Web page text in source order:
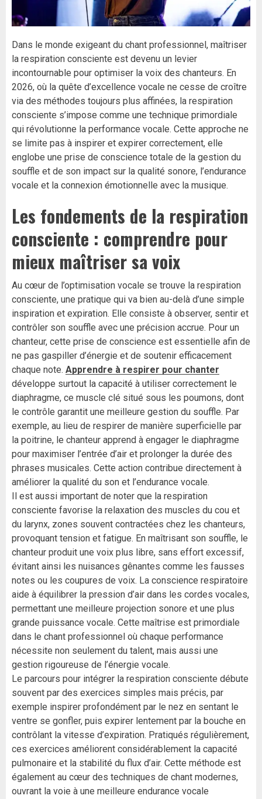
Dans le monde exigeant du chant professionnel, maîtriser
la respiration consciente est devenu un levier
incontournable pour optimiser la voix des chanteurs. En
2026, où la quête d’excellence vocale ne cesse de croître
via des méthodes toujours plus affinées, la respiration
consciente s’impose comme une technique primordiale
qui révolutionne la performance vocale. Cette approche ne
se limite pas à inspirer et expirer correctement, elle
englobe une prise de conscience totale de la gestion du
souffle et de son impact sur la qualité sonore, l’endurance
vocale et la connexion émotionnelle avec la musique.
Les fondements de la respiration
consciente : comprendre pour
mieux maîtriser sa voix
Au cœur de l’optimisation vocale se trouve la respiration
consciente, une pratique qui va bien au-delà d’une simple
inspiration et expiration. Elle consiste à observer, sentir et
contrôler son souffle avec une précision accrue. Pour un
chanteur, cette prise de conscience est essentielle afin de
ne pas gaspiller d’énergie et de soutenir efficacement
chaque note. Apprendre à respirer pour chanter
développe surtout la capacité à utiliser correctement le
diaphragme, ce muscle clé situé sous les poumons, dont
le contrôle garantit une meilleure gestion du souffle. Par
exemple, au lieu de respirer de manière superficielle par
la poitrine, le chanteur apprend à engager le diaphragme
pour maximiser l’entrée d’air et prolonger la durée des
phrases musicales. Cette action contribue directement à
améliorer la qualité du son et l’endurance vocale.
Il est aussi important de noter que la respiration
consciente favorise la relaxation des muscles du cou et
du larynx, zones souvent contractées chez les chanteurs,
provoquant tension et fatigue. En maîtrisant son souffle, le
chanteur produit une voix plus libre, sans effort excessif,
évitant ainsi les nuisances gênantes comme les fausses
notes ou les coupures de voix. La conscience respiratoire
aide à équilibrer la pression d’air dans les cordes vocales,
permettant une meilleure projection sonore et une plus
grande puissance vocale. Cette maîtrise est primordiale
dans le chant professionnel où chaque performance
nécessite non seulement du talent, mais aussi une
gestion rigoureuse de l’énergie vocale.
Le parcours pour intégrer la respiration consciente débute
souvent par des exercices simples mais précis, par
exemple inspirer profondément par le nez en sentant le
ventre se gonfler, puis expirer lentement par la bouche en
contrôlant la vitesse d’expiration. Pratiqués régulièrement,
ces exercices améliorent considérablement la capacité
pulmonaire et la stabilité du flux d’air. Cette méthode est
également au cœur des techniques de chant modernes,
ouvrant la voie à une meilleure endurance vocale